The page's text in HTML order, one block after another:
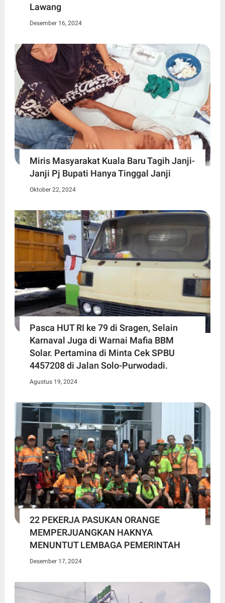
Lawang
Desember 16, 2024
Miris Masyarakat Kuala Baru Tagih Janji-
Janji Pj Bupati Hanya Tinggal Janji
Oktober 22, 2024
Pasca HUT RI ke 79 di Sragen, Selain
Karnaval Juga di Warnai Mafia BBM
Solar. Pertamina di Minta Cek SPBU
4457208 di Jalan Solo-Purwodadi.
Agustus 19, 2024
22 PEKERJA PASUKAN ORANGE
MEMPERJUANGKAN HAKNYA
MENUNTUT LEMBAGA PEMERINTAH
Desember 17, 2024